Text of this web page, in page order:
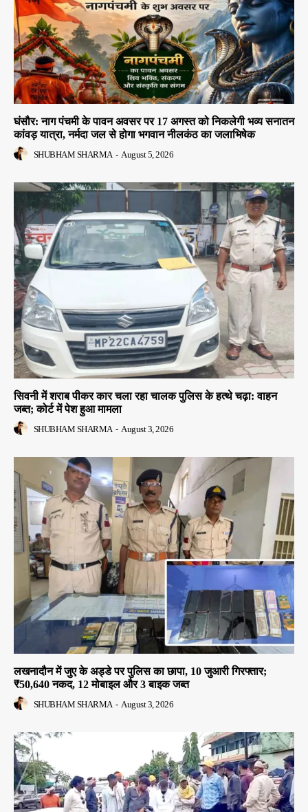
घंसौर: नाग पंचमी के पावन अवसर पर 17 अगस्त को निकलेगी भव्य सनातन
कांवड़ यात्रा, नर्मदा जल से होगा भगवान नीलकंठ का जलाभिषेक
SHUBHAM SHARMA - August 5, 2026
सिवनी में शराब पीकर कार चला रहा चालक पुलिस के हत्थे चढ़ा: वाहन
जब्त; कोर्ट में पेश हुआ मामला
SHUBHAM SHARMA - August 3, 2026
लखनादौन में जुए के अड्डे पर पुलिस का छापा, 10 जुआरी गिरफ्तार;
₹50,640 नकद, 12 मोबाइल और 3 बाइक जब्त
SHUBHAM SHARMA - August 3, 2026